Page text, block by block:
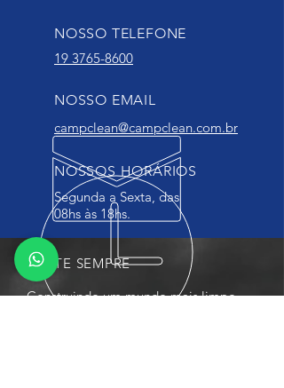
NOSSO TELEFONE
19 3765-8600
NOSSO EMAIL
campclean@campclean.com.br
NOSSOS HORÁRIOS
Segunda a Sexta, das
08hs às 18hs.
VOLTE SEMPRE
Construindo um mundo mais limpo,